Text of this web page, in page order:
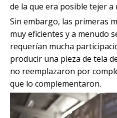
de la que era posible tejer a
Sin embargo, las primeras
muy eficientes y a menudo
requerían mucha
producir una pieza de tela
no reemplazaron por
que lo complementaron.